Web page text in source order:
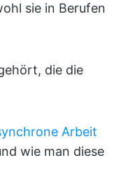
sie in Berufen
die die
Arbeit
wie man diese